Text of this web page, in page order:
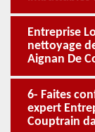
Entreprise
nettoyage
Aignan De
6- Faites
expert
Couptrain